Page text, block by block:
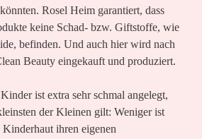
Rosel Heim garantiert, dass
keine Schad- bzw. Giftstoffe, wie
befinden. Und auch hier wird nach
Beauty eingekauft und produziert.
ist extra sehr schmal angelegt,
der Kleinen gilt: Weniger ist
ihren eigenen